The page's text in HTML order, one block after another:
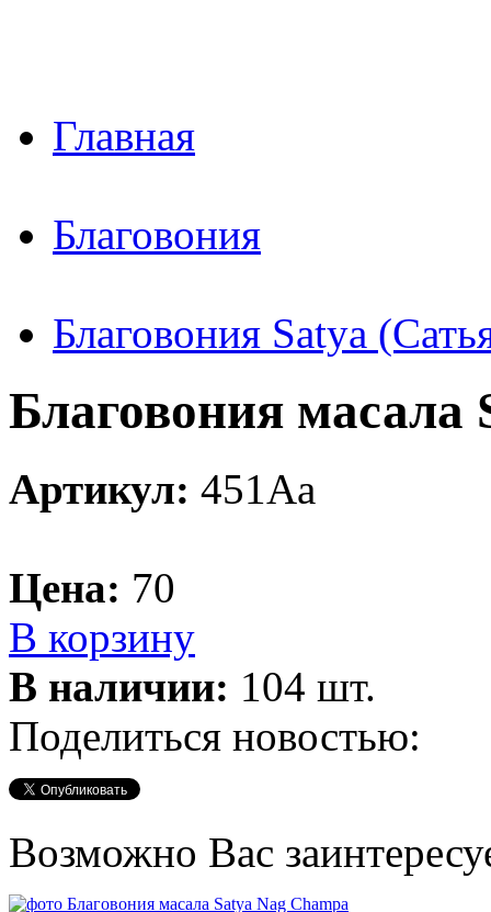
Главная
Благовония
Благовония Satya
Благовония масала
Артикул: 451Aa
Цена: 70
В корзину
В наличии: 104 шт.
Поделиться новостью:
Возможно Вас